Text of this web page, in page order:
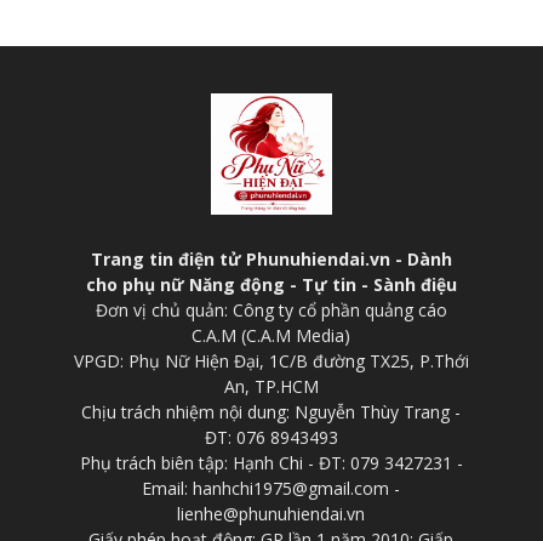
Trang tin điện tử Phunuhiendai.vn - Dành
cho phụ nữ Năng động - Tự tin - Sành điệu
Đơn vị chủ quản: Công ty cổ phần quảng cáo
C.A.M (C.A.M Media)
VPGD: Phụ Nữ Hiện Đại, 1C/B đường TX25, P.Thới
An, TP.HCM
Chịu trách nhiệm nội dung: Nguyễn Thùy Trang -
ĐT: 076 8943493
Phụ trách biên tập: Hạnh Chi - ĐT: 079 3427231 -
Email: hanhchi1975@gmail.com -
lienhe@phunuhiendai.vn